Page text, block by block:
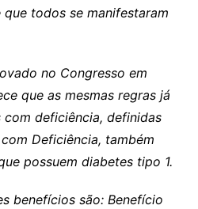
que todos se manifestaram
no Congresso em
que as mesmas regras já
deficiência, definidas
Deficiência, também
possuem diabetes tipo 1.
benefícios são: Benefício